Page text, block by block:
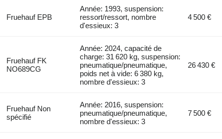
Fruehauf EPB
Année: 1993, suspension:
ressort/ressort, nombre
d'essieux: 3
4 500 €
Fruehauf FK
NO689CG
Année: 2024, capacité de
charge: 31 620 kg, suspension:
pneumatique/pneumatique,
poids net à vide: 6 380 kg,
nombre d'essieux: 3
26 430 €
Fruehauf Non
spécifié
Année: 2016, suspension:
pneumatique/pneumatique,
nombre d'essieux: 3
7 500 €